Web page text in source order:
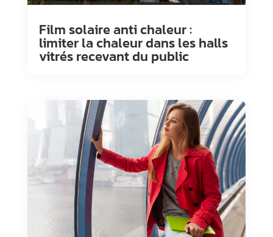
Film solaire anti chaleur :
limiter la chaleur dans les halls
vitrés recevant du public